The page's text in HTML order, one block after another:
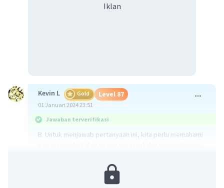
Iklan
Kevin L Gold Level 87
01 Januari 2024 23:51
Jawaban terverifikasi
B. Untuk menjawab pertanyaan ini, kita perlu memahami